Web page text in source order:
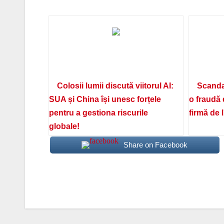
Colosii lumii discută viitorul AI:
SUA și China își unesc forțele
pentru a gestiona riscurile
globale!
o fraudă
firmă de
Share on Facebook